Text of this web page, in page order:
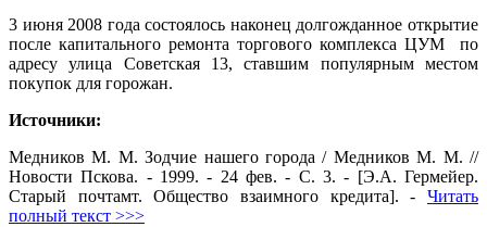
3 июня 2008 года состоялось наконец долгожданное открытие
после капитального ремонта торгового комплекса ЦУМ по
адресу улица Советская 13, ставшим популярным местом
покупок для горожан.
Источники:
Медников М. М. Зодчие нашего города / Медников М. М. //
Новости Пскова. - 1999. - 24 фев. - С. 3. - [Э.А. Гермейер.
Старый почтамт. Общество взаимного кредита]. - Читать
полный текст >>>